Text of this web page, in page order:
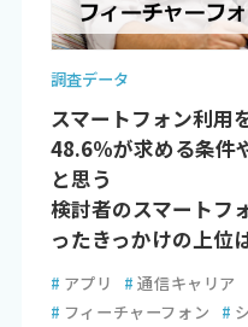
調査データ
スマートフォン利用
48.6％が求める条件
と思う
検討者のスマートフ
ったきっかけの上位
# アプリ # 通信キャリア
# フィーチャーフォン #